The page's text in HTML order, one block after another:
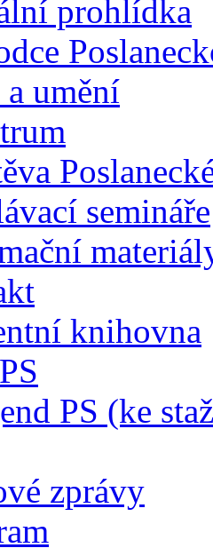
prohlídka
umění
semináře
knihovna
PS (ke
zprávy